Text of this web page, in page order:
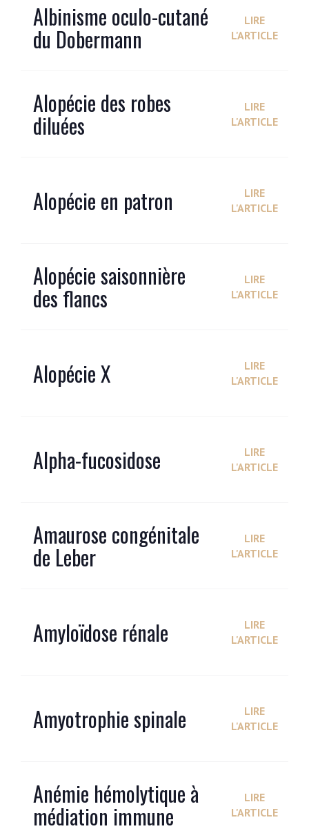
Albinisme oculo-cutané
du Dobermann
LIRE
L'ARTICLE
Alopécie des robes
diluées
LIRE
L'ARTICLE
Alopécie en patron
LIRE
L'ARTICLE
Alopécie saisonnière
des flancs
LIRE
L'ARTICLE
Alopécie X
LIRE
L'ARTICLE
Alpha-fucosidose
LIRE
L'ARTICLE
Amaurose congénitale
de Leber
LIRE
L'ARTICLE
Amyloïdose rénale
LIRE
L'ARTICLE
Amyotrophie spinale
LIRE
L'ARTICLE
Anémie hémolytique à
médiation immune
LIRE
L'ARTICLE